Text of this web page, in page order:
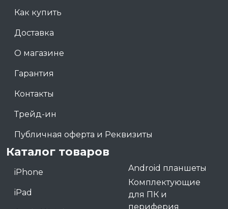
Как купить
Доставка
О магазине
Гарантия
Контакты
Трейд-ин
Публичная оферта и Реквизиты
Каталог товаров
iPhone
iPad
Android планшеты
Комплектующие
для ПК и
периферия